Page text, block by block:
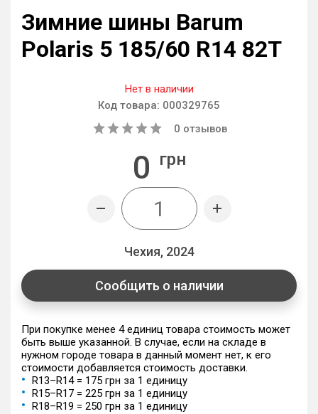
Зимние шины Barum
Polaris 5 185/60 R14 82T
Нет в наличии
Код товара: 000329765
0 отзывов
0 грн
Чехия, 2024
Сообщить о наличии
При покупке менее 4 единиц товара стоимость может
быть выше указанной. В случае, если на складе в
нужном городе товара в данный момент нет, к его
стоимости добавляется стоимость доставки.
R13–R14 = 175 грн за 1 единицу
R15–R17 = 225 грн за 1 единицу
R18–R19 = 250 грн за 1 единицу